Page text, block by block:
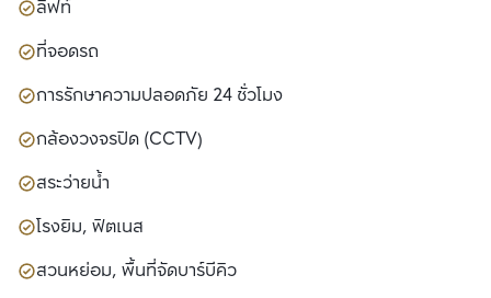
ลิฟท์
ที่จอดรถ
การรักษาความปลอดภัย 24 ชั่วโมง
กล้องวงจรปิด (CCTV)
สระว่ายน้ำ
โรงยิม, ฟิตเนส
สวนหย่อม, พื้นที่จัดบาร์บีคิว